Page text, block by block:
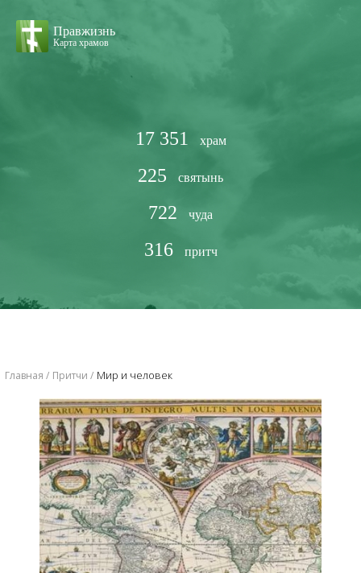
Правжизнь
Карта храмов
17 351 храм
225 святынь
722 чуда
316 притч
Главная Притчи ​Мир и человек